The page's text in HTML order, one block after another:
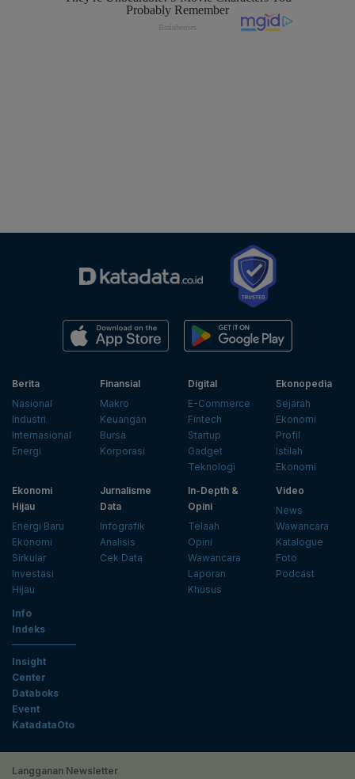
Berita
Nasional
Industri
Internasional
Energi
Finansial
Makro
Keuangan
Bursa
Korporasi
Digital
E-Commerce
Fintech
Startup
Gadget
Teknologi
Ekonopedia
Sejarah
Ekonomi
Profil
Istilah
Ekonomi
Ekonomi
Hijau
Energi Baru
Ekonomi
Sirkular
Investasi
Hijau
Jurnalisme
Data
Infografik
Analisis
Cek Data
In-Depth &
Opini
Telaah
Opini
Wawancara
Laporan
Khusus
Video
News
Wawancara
Katalogue
Foto
Podcast
Info
Indeks
Insight
Center
Databoks
Event
KatadataOto
Langganan Newsletter